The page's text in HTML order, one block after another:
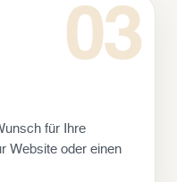
03
für Ihre
Website oder einen